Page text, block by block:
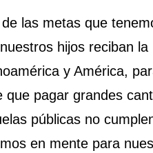
de las metas que
hijos reciban
y América,
que pagar grandes
públicas no
en mente para